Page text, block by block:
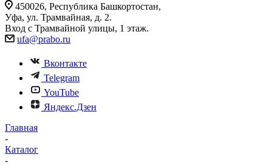
450026, Республика Башкортостан,
Уфа, ул. Трамвайная, д. 2.
Вход с Трамвайной улицы, 1 этаж.
ufa@prabo.ru
Вконтакте
Telegram
YouTube
Яндекс.Дзен
Главная
-
Каталог
-